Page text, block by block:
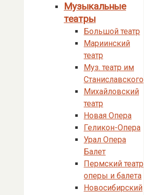
Музыкальные
театры
Большой театр
Мариинский
театр
Муз. театр им
Станиславского
Михайловский
театр
Новая Опера
Геликон-Опера
Урал Опера
Балет
Пермский театр
оперы и балета
Новосибирский